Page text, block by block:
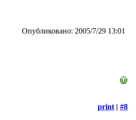
Опубликовано: 2005/7/29 13:01
print | #8